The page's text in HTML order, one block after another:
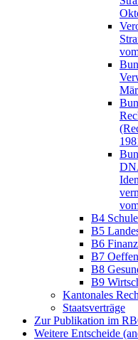
B4
B5
B6
B7
B8
B9
Kantonales
Staatsverträge
Zur Publikation im
Weitere Entscheide